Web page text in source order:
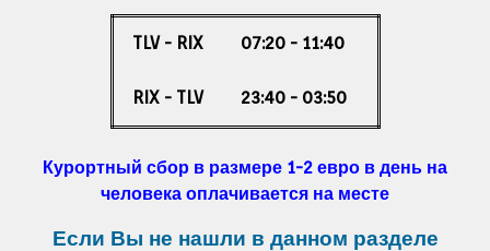
TLV - RIX 07:20 - 11:40
RIX - TLV 23:40 - 03:50
Курортный сбор в размере 1-2 евро в день на
человека оплачивается на месте
Если Вы не нашли в данном разделе